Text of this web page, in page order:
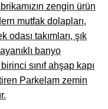
İmalatçıları
Firmaları
Mağazaları
Mağazaları
zengin ürün
mutfak dolapları,
takımları, şık
banyo
sınıf ahşap kapı
Parkelam zemin